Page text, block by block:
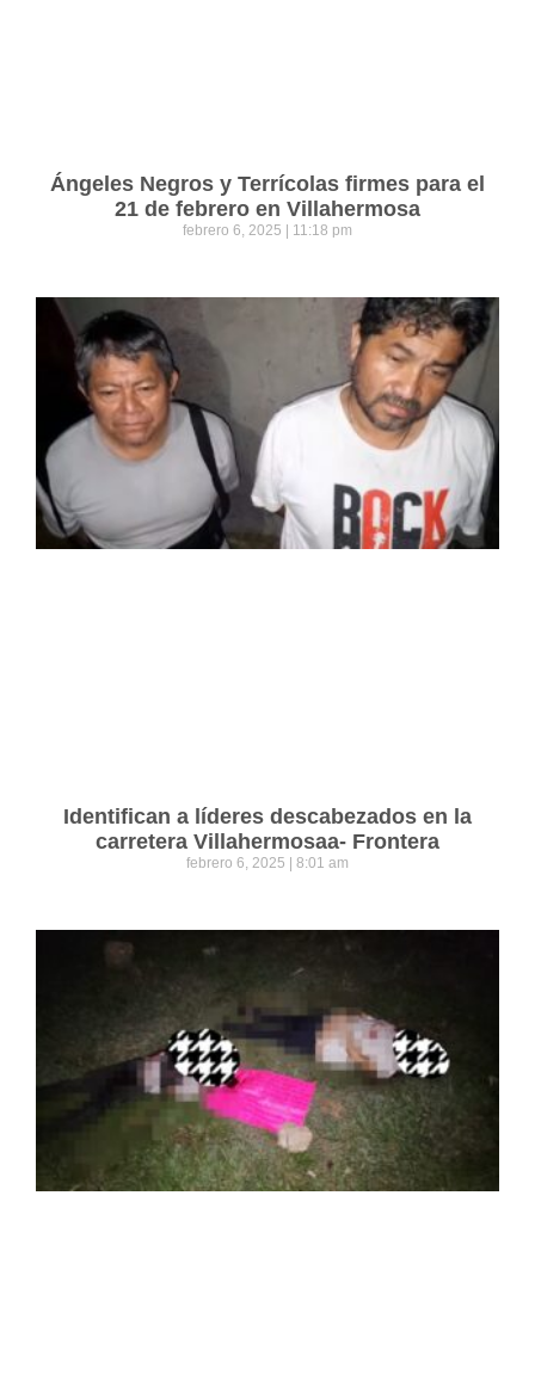
Ángeles Negros y Terrícolas firmes para el
21 de febrero en Villahermosa
febrero 6, 2025 11:18 pm
Identifican a líderes descabezados en la
carretera Villahermosaa- Frontera
febrero 6, 2025 8:01 am